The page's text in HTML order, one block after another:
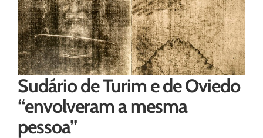
Sudário de Turim e de Oviedo
“envolveram a mesma
pessoa”